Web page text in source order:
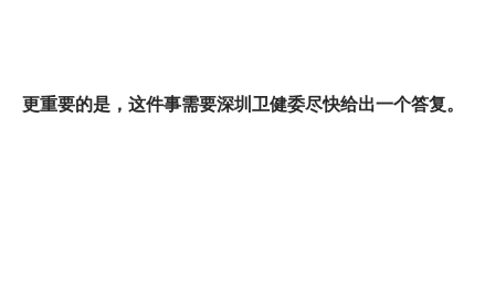
更重要的是，这件事需要深圳卫健委尽快给出一个答复。